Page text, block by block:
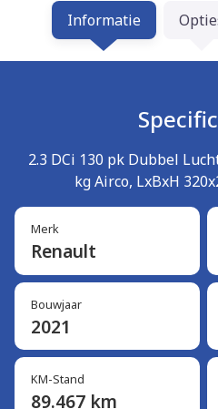
Informatie
2.3 DCi 130 pk Dubbel
kg Airco, LxBxH
Merk
Renault
Bouwjaar
2021
KM-Stand
89.467 km